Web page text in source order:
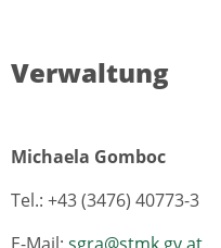
Verwaltung
Michaela Gomboc
Tel.: +43 (3476) 40773-3